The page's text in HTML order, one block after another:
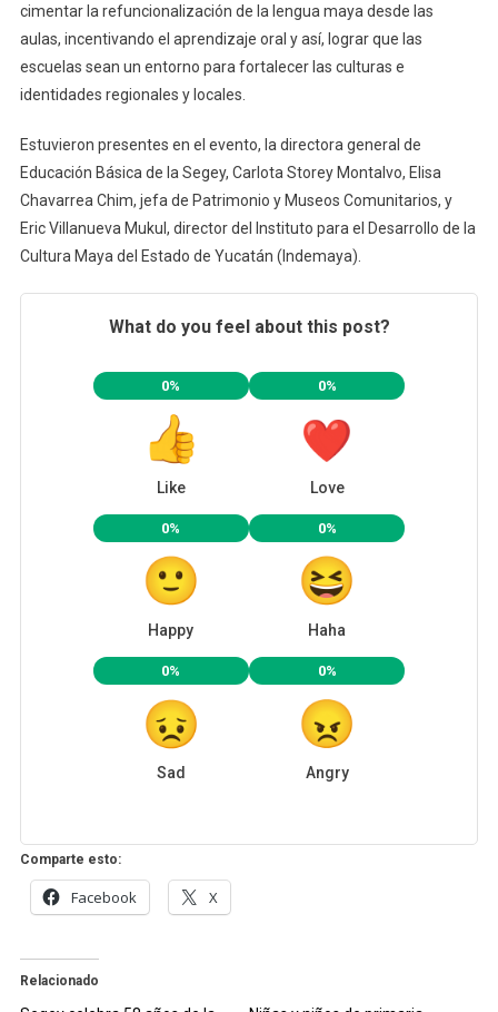
cimentar la refuncionalización de la lengua maya desde las
aulas, incentivando el aprendizaje oral y así, lograr que las
escuelas sean un entorno para fortalecer las culturas e
identidades regionales y locales.
Estuvieron presentes en el evento, la directora general de
Educación Básica de la Segey, Carlota Storey Montalvo, Elisa
Chavarrea Chim, jefa de Patrimonio y Museos Comunitarios, y
Eric Villanueva Mukul, director del Instituto para el Desarrollo de la
Cultura Maya del Estado de Yucatán (Indemaya).
What do you feel about this post?
0%
Like
0%
Love
0%
Happy
0%
Haha
0%
Sad
0%
Angry
Comparte esto:
Facebook X
Relacionado